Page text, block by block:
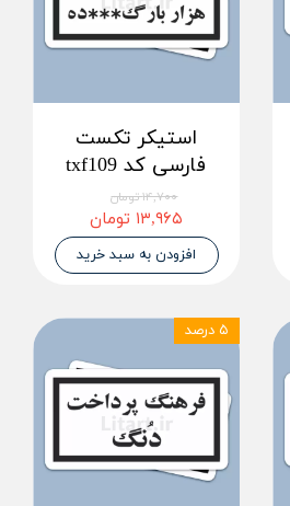
استیکر تکست
فارسی کد txf109
۱۴,۷۰۰ تومان
۱۳,۹۶۵ تومان
افزودن به سبد خرید
۵ درصد